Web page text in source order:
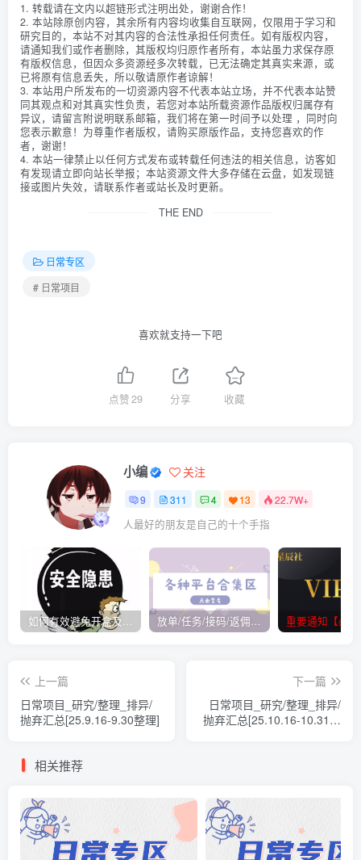
1. 转载请在文内以超链形式注明出处，谢谢合作！
2. 本站除原创内容，其余所有内容均收集自互联网，仅限用于学习和
研究目的，本站不对其内容的合法性承担任何责任。如有版权内容，
请通知我们或作者删除，其版权均归原作者所有，本站虽力求保存原
有版权信息，但因众多资源经多次转载，已无法确定其真实来源，或
已将原有信息丢失，所以敬请原作者谅解！
3. 本站用户所发布的一切资源内容不代表本站立场，并不代表本站赞
同其观点和对其真实性负责，若您对本站所载资源作品版权归属存有
异议，请留言附说明联系邮箱，我们将在第一时间予以处理 ，同时向
您表示歉意！为尊重作者版权，请购买原版作品，支持您喜欢的作
者，谢谢！
4. 本站一律禁止以任何方式发布或转载任何违法的相关信息，访客如
有发现请立即向站长举报；本站资源文件大多存储在云盘，如发现链
接或图片失效，请联系作者或站长及时更新。
THE END
日常专区
# 日常项目
喜欢就支持一下吧
点赞29 分享 收藏
小编 关注
9 311 4 13 22.7W+
人最好的朋友是自己的十个手指
如何有效避免开盒及开盒流程 放单/任务/接码/返佣/平台/合集 重要通知【必
上一篇
日常项目_研究/整理_排异/
抛弃汇总[25.9.16-9.30整理]
下一篇
日常项目_研究/整理_排异/
抛弃汇总[25.10.16-10.31整
相关推荐